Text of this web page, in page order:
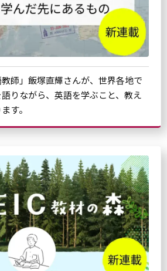
教師」飯塚直輝さんが、世界各地で
りながら、英語を学ぶこと、教え
す。